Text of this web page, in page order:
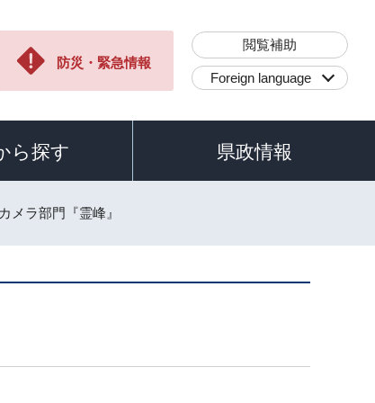
防災・緊急情報
閲覧補助
Foreign language
ら探す 県政情報
メラ部門『霊峰』